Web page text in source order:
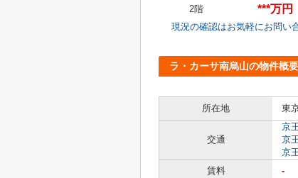
2階 ***万円
現況の確認はお気軽にお問い
ラ・カーサ南烏山の物件概要
所在地
東
交通
京
京
京
賃料
-